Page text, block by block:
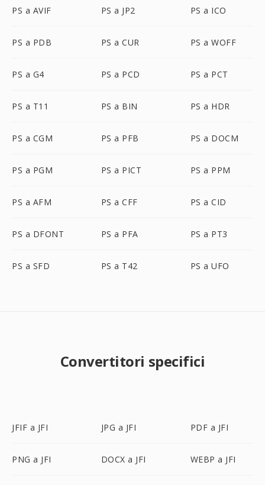
PS a AVIF PS a JP2 PS a ICO
PS a PDB PS a CUR PS a WOFF
PS a G4 PS a PCD PS a PCT
PS a T11 PS a BIN PS a HDR
PS a CGM PS a PFB PS a DOCM
PS a PGM PS a PICT PS a PPM
PS a AFM PS a CFF PS a CID
PS a DFONT PS a PFA PS a PT3
PS a SFD PS a T42 PS a UFO
Convertitori specifici
JFIF a JFI JPG a JFI PDF a JFI
PNG a JFI DOCX a JFI WEBP a JFI